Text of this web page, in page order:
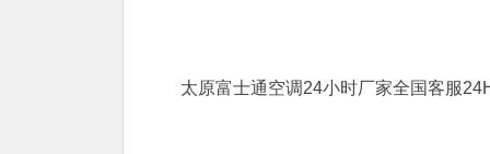
太原富士通空调24小时厂家全国客服